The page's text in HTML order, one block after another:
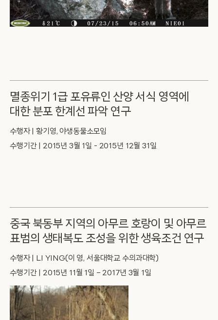
멸종위기 1급 포유류인 산양 서식 영역에
대한 분포 한계선 파악 연구
수행자 | 황기영, 야생동물소모임
수행기간 | 2015년 3월 1일 - 2015년 12월 31일
중국 북동부 지역의 아무르 호랑이 및 아무르
표범의 생태복도 조성을 위한 생육조건 연구
수행자 | LI YING(이 영, 서울대학교 수의과대학)
수행기간 | 2015년 11월 1일 – 2017년 3월 1일